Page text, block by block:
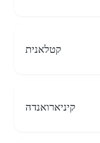
קטלאנית
קיניארואנדה